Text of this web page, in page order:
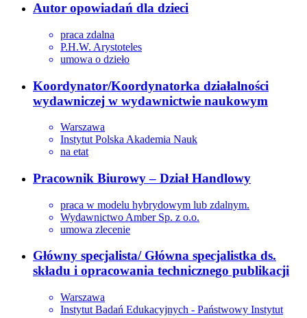
Autor opowiadań dla dzieci
praca zdalna
P.H.W. Arystoteles
umowa o dzieło
Koordynator/Koordynatorka działalności
wydawniczej w wydawnictwie naukowym
Warszawa
Instytut Polska Akademia Nauk
na etat
Pracownik Biurowy – Dział Handlowy
praca w modelu hybrydowym lub zdalnym.
Wydawnictwo Amber Sp. z o.o.
umowa zlecenie
Główny specjalista/ Główna specjalistka ds.
składu i opracowania technicznego publikacji
Warszawa
Instytut Badań Edukacyjnych - Państwowy Instytut